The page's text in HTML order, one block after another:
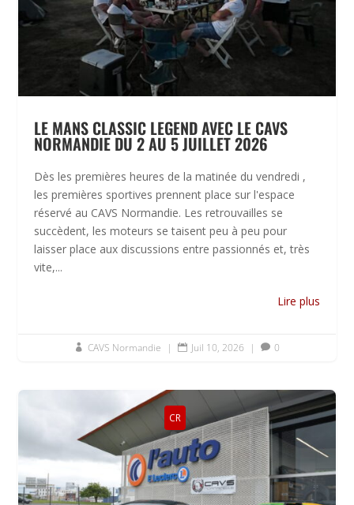
LE MANS CLASSIC LEGEND AVEC LE CAVS
NORMANDIE DU 2 AU 5 JUILLET 2026
Dès les premières heures de la matinée du vendredi ,
les premières sportives prennent place sur l'espace
réservé au CAVS Normandie. Les retrouvailles se
succèdent, les moteurs se taisent peu à peu pour
laisser place aux discussions entre passionnés et, très
vite,...
Lire plus
 CAVS Normandie |  Juil 10, 2026 |  0
CR